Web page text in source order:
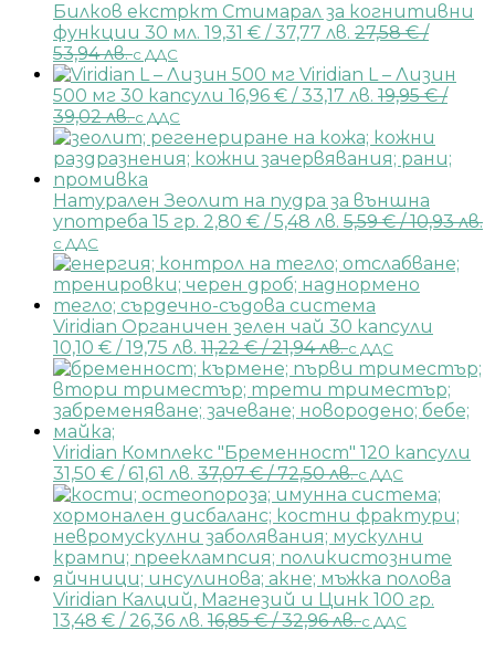
Билков екстркт Стимарал за когнитивни
функции 30 мл. 19,31 € / 37,77 лв. 27,58€/
53,94 лв.с ДДС
Viridian L – Лизин
500 мг 30 капсули 16,96 € / 33,17 лв. 19,95€/
39,02 лв.с ДДС
Натурален Зеолит на пудра за външна
употреба 15 гр. 2,80 € / 5,48 лв. 5,59€/ 10,93 лв.
с ДДС
Viridian Органичен зелен чай 30 капсули
10,10 € / 19,75 лв. 11,22€/ 21,94 лв.с ДДС
Viridian Комплекс "Бременност" 120 капсули
31,50 € / 61,61 лв. 37,07€/ 72,50 лв.с ДДС
Viridian Калций, Магнезий и Цинк 100 гр.
13,48 € / 26,36 лв. 16,85€/ 32,96 лв.с ДДС